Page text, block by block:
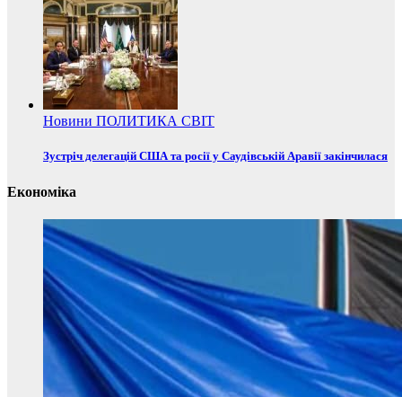
Новини ПОЛИТИКА СВІТ
Зустріч делегацій США та росії у Саудівській Аравії закінчилася
Економіка